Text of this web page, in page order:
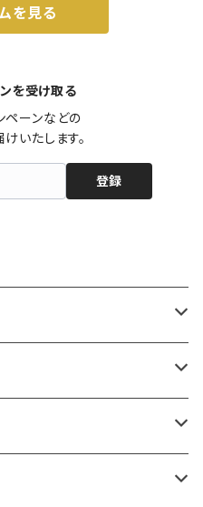
を見る
を受け取る
ペーンなどの
いたします。
登録